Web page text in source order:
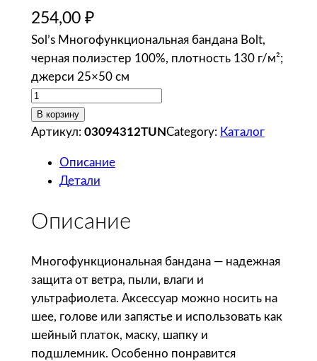
254,00 ₽
Sol’s Многофункциональная бандана Bolt,
черная полиэстер 100%, плотность 130 г/м²;
джерси 25×50 см
К
о
л
т
о
т
о
в
а
р
В корзину
Артикул: 03094312TUNCategory: Каталог
Описание
Детали
Описание
Многофункциональная бандана — надежная
защита от ветра, пыли, влаги и
ультрафиолета. Аксессуар можно носить на
шее, голове или запястье и использовать как
шейный платок, маску, шапку и
подшлемник. Особенно понравится